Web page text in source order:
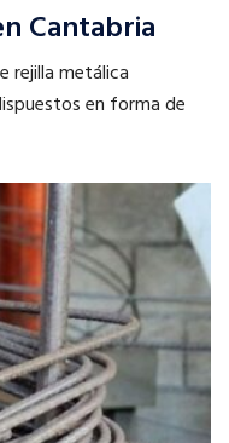
Cantabria
rejilla metálica
en forma de